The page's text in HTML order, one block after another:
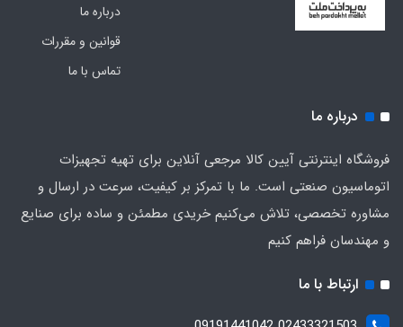
درباره ما
قوانین و مقررات
تماس با ما
درباره ما
فروشگاه اینترنتی آیین کالا مرجعی آنلاین برای تهیه تجهیزات
اتوماسیون صنعتی است. ما با تمرکز بر کیفیت، سرعت در ارسال و
مشاوره تخصصی، تلاش می‌کنیم خریدی مطمئن و ساده برای صنایع
و مهندسان فراهم کنیم
ارتباط با ما